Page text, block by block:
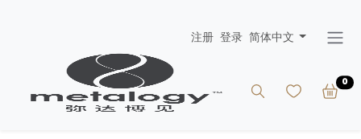
注册 登录 简体中文
0